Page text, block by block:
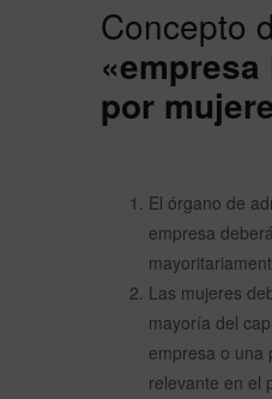
Concepto
por
El órgano de
empresa
Las mujeres
mayoría del
empresa o una
relevante en el